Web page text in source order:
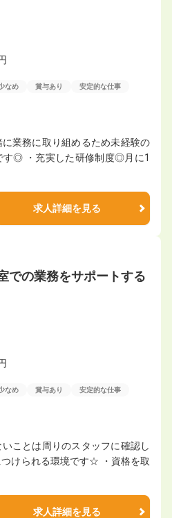
なめ 賞与あり 安定的な仕事
に業務に取り組めるため未経験の
す◎ ・充実した研修制度◎月に1
求人詳細を見る
での業務をサポートする
なめ 賞与あり 安定的な仕事
ことは周りのスタッフに確認し
けられる環境です☆ ・資格を取
求人詳細を見る